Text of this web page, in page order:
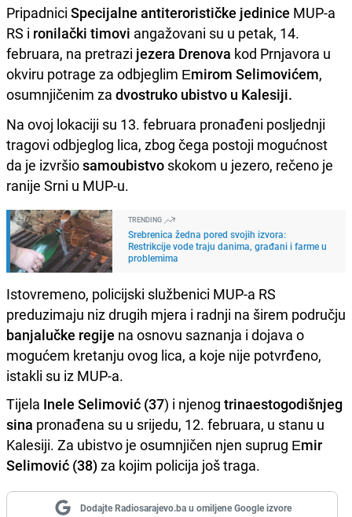
Pripadnici Specijalne antiterorističke jedinice MUP-a
RS i ronilački timovi angažovani su u petak, 14.
februara, na pretrazi jezera Drenova kod Prnjavora u
okviru potrage za odbjeglim Еmirom Selimovićem,
osumnjičenim za dvostruko ubistvo u Kalesiji.
Na ovoj lokaciji su 13. februara pronađeni posljednji
tragovi odbjeglog lica, zbog čega postoji mogućnost
da je izvršiosamoubistvo skokom u jezero, rečeno je
ranije Srni u MUP-u.
TRENDING
Srebrenica žedna pored svojih izvora:
Restrikcije vode traju danima, građani i farme u
problemima
Istovremeno, policijski službenici MUP-a RS
preduzimaju niz drugih mjera i radnji na širem području
banjalučke regije na osnovu saznanja i dojava o
mogućem kretanju ovog lica, a koje nije potvrđeno,
istakli su iz MUP-a.
Tijela Inele Selimović (37) i njenog trinaestogodišnjeg
sina pronađena su u srijedu, 12. februara, u stanu u
Kalesiji. Za ubistvo je osumnjičen njen suprug Еmir
Selimović (38)za kojim policija još traga.
Dodajte Radiosarajevo.ba u omiljene Google izvore